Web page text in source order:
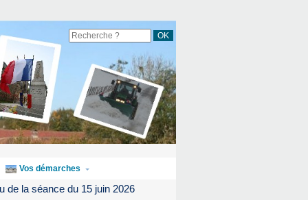
Vos démarches
de la séance du 15 juin 2026